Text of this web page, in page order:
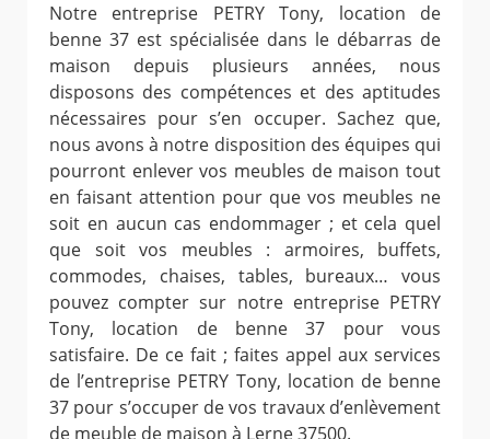
Notre entreprise PETRY Tony, location de
benne 37 est spécialisée dans le débarras de
maison depuis plusieurs années, nous
disposons des compétences et des aptitudes
nécessaires pour s’en occuper. Sachez que,
nous avons à notre disposition des équipes qui
pourront enlever vos meubles de maison tout
en faisant attention pour que vos meubles ne
soit en aucun cas endommager ; et cela quel
que soit vos meubles : armoires, buffets,
commodes, chaises, tables, bureaux… vous
pouvez compter sur notre entreprise PETRY
Tony, location de benne 37 pour vous
satisfaire. De ce fait ; faites appel aux services
de l’entreprise PETRY Tony, location de benne
37 pour s’occuper de vos travaux d’enlèvement
de meuble de maison à Lerne 37500.